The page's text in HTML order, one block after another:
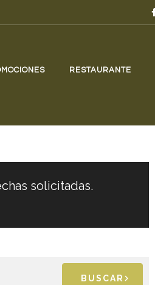
RESTAURANTE
solicitadas.
BUSCAR